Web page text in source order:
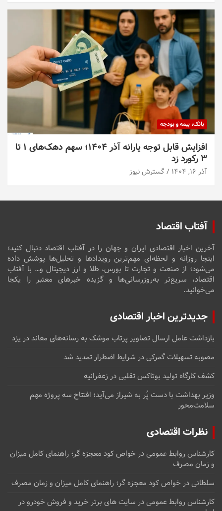
بانک، بیمه و بودجه
افزایش قابل توجه یارانه آذر ۱۴۰۴؛ سهم دهک‌های ۱ تا
۳ رکورد زد
آذر ۱۶, ۱۴۰۴ گسترش نیوز
آفتاب اقتصاد
آخرین اخبار اقتصادی ایران و جهان را در آفتاب اقتصاد دنبال کنید؛
اینجا روزانه و لحظه‌ای مهم‌ترین رویدادها و تحلیل‌ها پوشش داده
می‌شود؛ از صنعت و تجارت تا بورس، طلا و ارز دیجیتال و… با آفتاب
اقتصاد، سریع‌تر به‌روزرسانی‌ها و گزیده خبرهای معتبر را یکجا
می‌خوانید.
جدیدترین اخبار اقتصادی
بازداشت عامل ارسال تصاویر پرتاب موشک به رسانه‌های معاند در یزد
مصوبه تسهیلات گمرکی در شرایط اضطرار تمدید شد
کشف کارگاه تولید بوتاکس تقلبی در زعفرانیه
وزیر بهداشت با دست پُر به شیراز می‌آید؛ افتتاح سه پروژه مهم
سلامت‌محور
نظرات اقتصادی
کارشناس روابط عمومیدرخواص کود معجزه گر؛ راهنمای کامل میزان
و زمان مصرف
سلطانیدرخواص کود معجزه گر؛ راهنمای کامل میزان و زمان مصرف
کارشناس روابط عمومیدرسایت های برتر خرید و فروش خودرو در